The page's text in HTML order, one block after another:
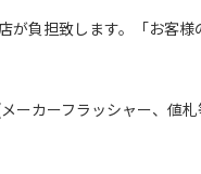
負担致します。「お客
ーカーフラッシャー、値